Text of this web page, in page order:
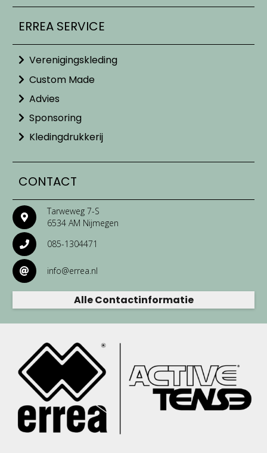
ERREA SERVICE
Verenigingskleding
Custom Made
Advies
Sponsoring
Kledingdrukkerij
CONTACT
Tarweweg 7-S
6534 AM Nijmegen
085-1304471
info@errea.nl
Alle Contactinformatie